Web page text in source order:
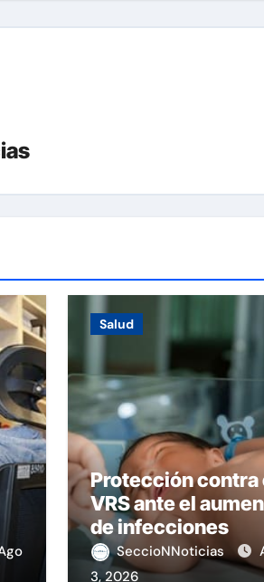
Salud
Protección contra
VRS ante el
de infecciones
SeccioNNoticias
3, 2026